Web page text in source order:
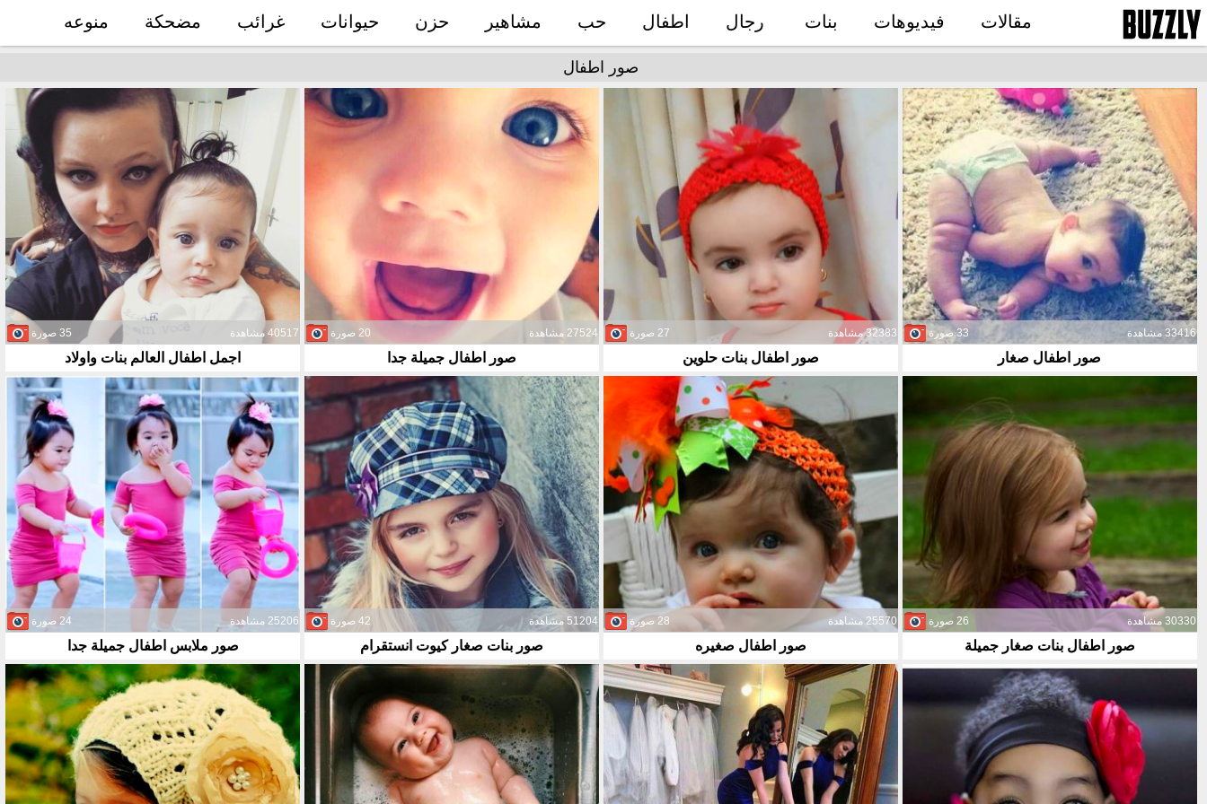
مقالات فيديوهات بنات رجال اطفال حب مشاهير حزن حيوانات غرائب مضحكة منوعه
صور اطفال
33 صورة 33416 مشاهدة
صور اطفال صغار
27 صورة 32383 مشاهدة
صور اطفال بنات حلوين
20 صورة 27524 مشاهدة
صور اطفال جميلة جدا
35 صورة 40517 مشاهدة
اجمل اطفال العالم بنات واولاد
26 صورة 30330 مشاهدة
صور اطفال بنات صغار جميلة
28 صورة 25570 مشاهدة
صور اطفال صغيره
42 صورة 51204 مشاهدة
صور بنات صغار كيوت انستقرام
24 صورة 25206 مشاهدة
صور ملابس اطفال جميلة جدا